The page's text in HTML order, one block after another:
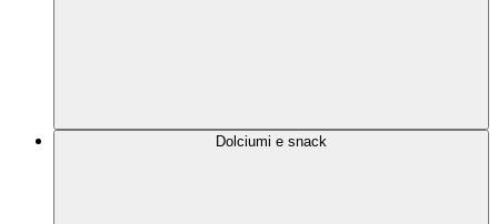
Dolciumi e snack